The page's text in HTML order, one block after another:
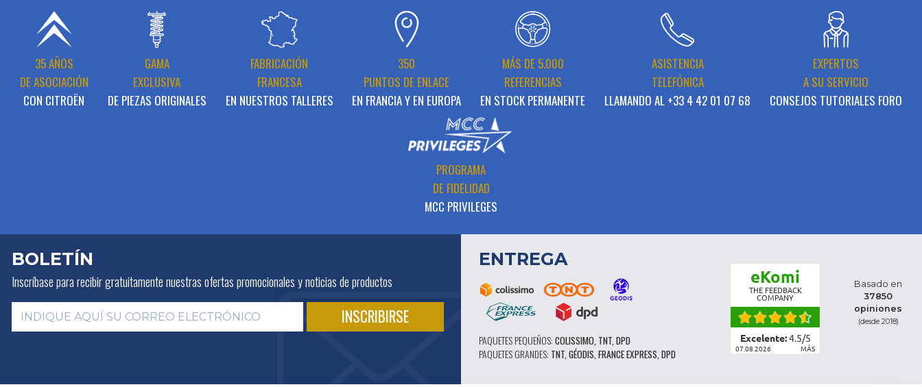
35 AÑOS
DE ASOCIACIÓN
CON CITROËN
GAMA
EXCLUSIVA
DE PIEZAS ORIGINALES
FABRICACIÓN
FRANCESA
EN NUESTROS TALLERES
350
PUNTOS DE ENLACE
EN FRANCIA Y EN EUROPA
MÁS DE 5.000
REFERENCIAS
EN STOCK PERMANENTE
ASISTENCIA
TELEFÓNICA
LLAMANDO AL +33 4 42 01 07 68
EXPERTOS
A SU SERVICIO
CONSEJOS TUTORIALES FORO
PROGRAMA
DE FIDELIDAD
MCC PRIVILEGES
BOLETÍN
Inscríbase para recibir gratuitamentenuestras ofertas promocionales y noticias de productos
ENTREGA
PAQUETES PEQUEÑOS: COLISSIMO, TNT, DPD
PAQUETES GRANDES: TNT, GÉODIS, FRANCE EXPRESS, DPD
eKomi
THE FEEDBACK
COMPANY
Excelente:4.5/5
07.08.2026 MÁS
Basado en
37850
opiniones
(desde 2018)